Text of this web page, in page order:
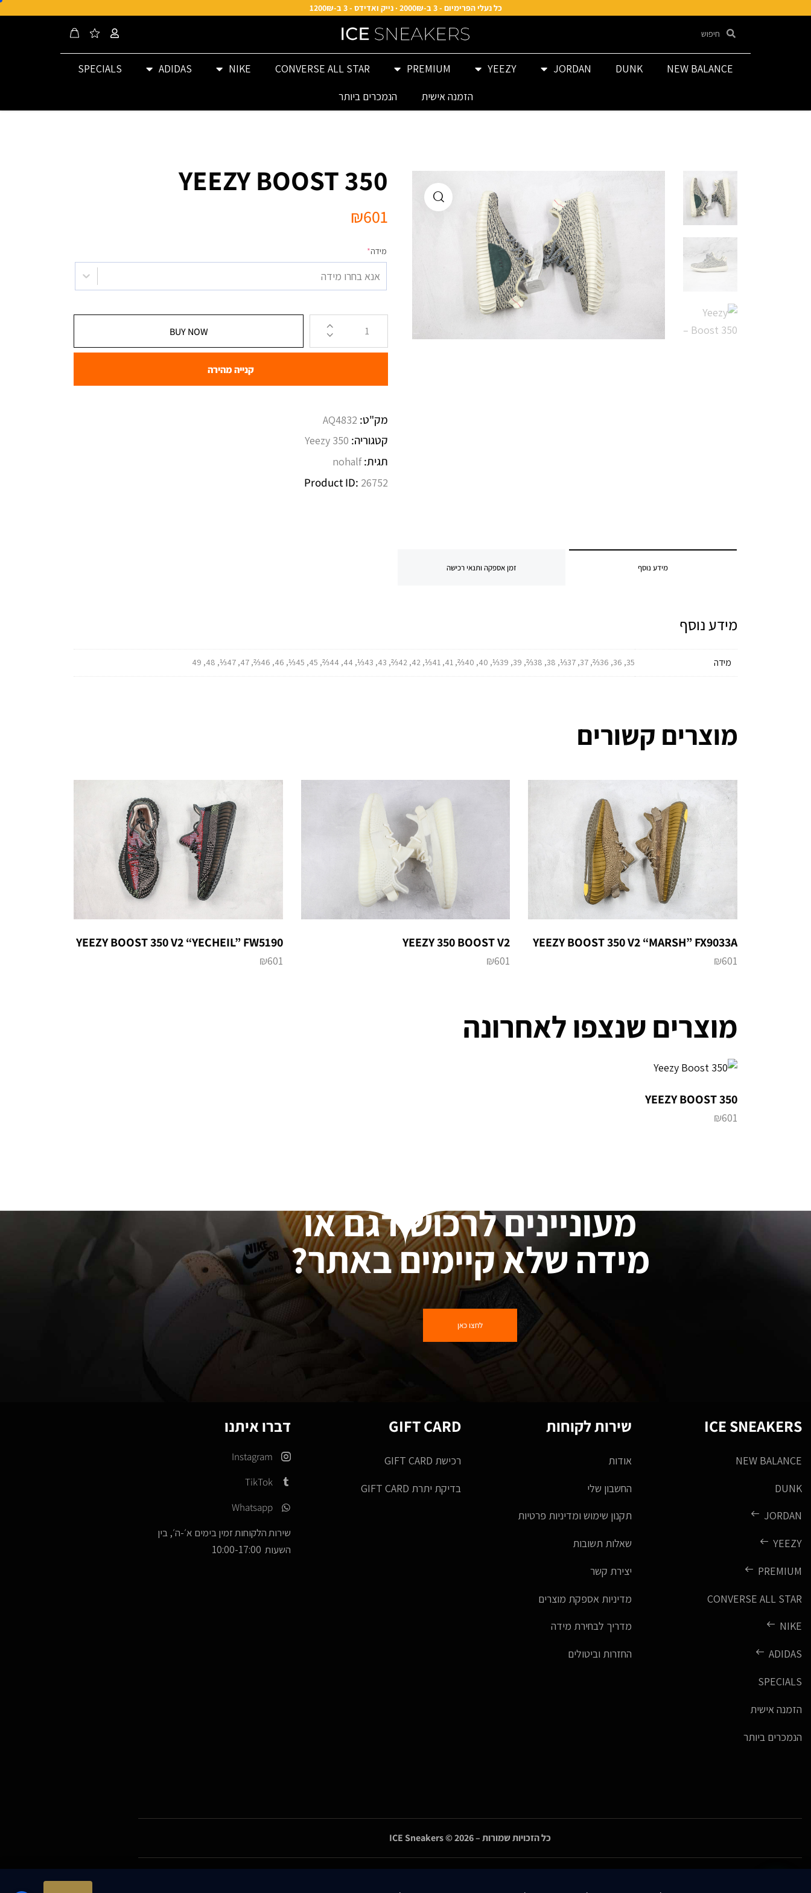
כל נעלי הפרימיום - 3 ב-2000₪ · נייק ואדידס - 3 ב-1200₪
NEW BALANCE
DUNK
JORDAN
YEEZY
PREMIUM
CONVERSE ALL STAR
NIKE
ADIDAS
SPECIALS
הזמנה אישית
הנמכרים ביותר
YEEZY BOOST 350
₪601
מידה*
אנא בחרו מידה
BUY NOW
קנייה מהירה
מק"ט: AQ4832
קטגוריה: Yeezy 350
תגית:nohalf
Product ID: 26752
מידע נוסף זמן אספקה ותנאי רכישה
מידע נוסף
מידה 35, 36, 36⅔, 37, 37⅓, 38, 38⅔, 39, 39⅓, 40, 40⅔, 41, 41⅓, 42, 42⅔, 43, 43⅓, 44, 44⅔, 45, 45⅓, 46, 46⅔, 47, 47⅓, 48, 49
מוצרים קשורים
YEEZY BOOST 350 V2 “MARSH” FX9033A
₪601
YEEZY 350 BOOST V2
₪601
YEEZY BOOST 350 V2 “YECHEIL” FW5190
₪601
מוצרים שנצפו לאחרונה
YEEZY BOOST 350
₪601
מעוניינים לרכוש דגם או
מידה שלא קיימים באתר?
לחצו כאן
ICE SNEAKERS
NEW BALANCE
DUNK
JORDAN
YEEZY
PREMIUM
CONVERSE ALL STAR
NIKE
ADIDAS
SPECIALS
הזמנה אישית
הנמכרים ביותר
שירות לקוחות
אודות
החשבון שלי
תקנון שימוש ומדיניות פרטיות
שאלות תשובות
יצירת קשר
מדיניות אספקת מוצרים
מדריך לבחירת מידה
החזרות וביטולים
GIFT CARD
רכישת GIFT CARD
בדיקת יתרת GIFT CARD
דברו איתנו
Instagram
TikTok
Whatsapp
שירות הלקוחות זמין בימים א׳-ה׳, בין
השעות 10:00-17:00
כל הזכויות שמורות – ICE Sneakers© 2026